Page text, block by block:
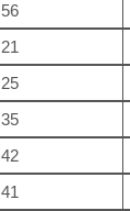
56
21
25
35
42
41